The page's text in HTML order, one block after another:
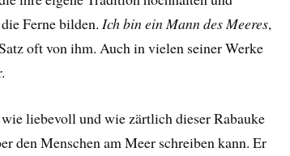
Ferne bilden.Ich bin ein Mann des Meeres,
oft von ihm. Auch in vielen seiner Werke
liebevoll und wie zärtlich dieser Rabauke
den Menschen am Meer schreiben kann. Er